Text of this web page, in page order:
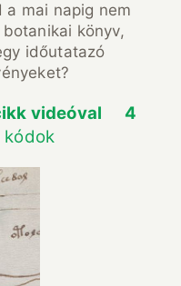
mai napig nem
könyv,
időutatazó
videóval
4
kódok